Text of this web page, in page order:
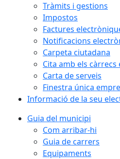
Tràmits i gestions
Impostos
Factures
Notificacions
Carpeta ciutadana
Cita amb els càrrecs
Carta de serveis
Finestra única
Informació de la seu
Guia del municipi
Com arribar-hi
Guia de carrers
Equipaments